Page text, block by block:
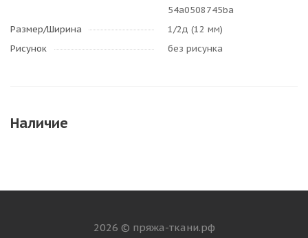
54a0508745ba
Размер/Ширина
1/2д (12 мм)
Рисунок
без рисунка
Наличие
2026 © пряжа-ткани.рф